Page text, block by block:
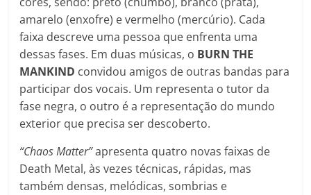
amarelo (enxofre) e vermelho (mercúrio). Cada
faixa descreve uma pessoa que enfrenta uma
dessas fases. Em duas músicas, o BURN THE
MANKIND convidou amigos de outras bandas para
participar dos vocais. Um representa o tutor da
fase negra, o outro é a representação do mundo
exterior que precisa ser descoberto.
“Chaos Matter”apresenta quatro novas faixas de
Death Metal, às vezes técnicas, rápidas, mas
também densas, melódicas, sombrias e